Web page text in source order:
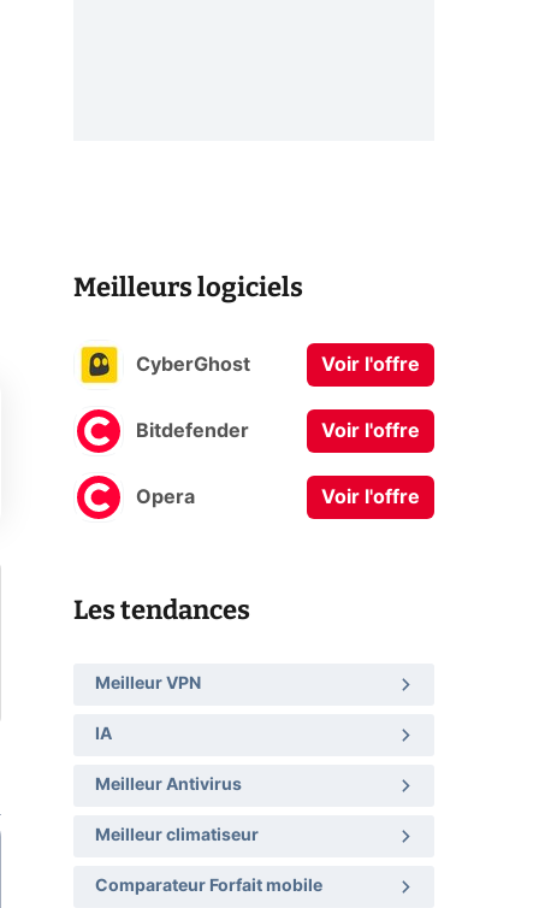
Meilleurs logiciels
CyberGhost Voir l'offre
Bitdefender Voir l'offre
Opera Voir l'offre
Les tendances
Meilleur VPN
IA
Meilleur Antivirus
Meilleur climatiseur
Comparateur Forfait mobile